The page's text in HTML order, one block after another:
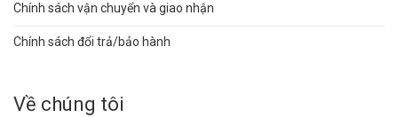
Chính sách vận chuyển và giao nhận
Chính sách đổi trả/bảo hành
Về chúng tôi